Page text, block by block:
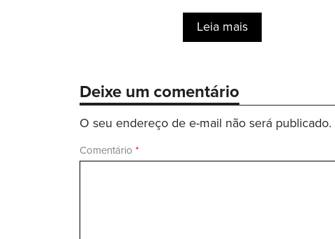
Leia mais
Deixe um comentário
O seu endereço de e-mail não será publicado.
Comentário *